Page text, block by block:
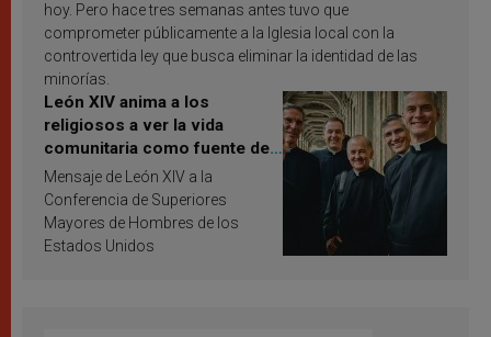
hoy. Pero hace tres semanas antes tuvo que
comprometer públicamente a la Iglesia local con la
controvertida ley que busca eliminar la identidad de las
minorías.
León XIV anima a los
religiosos a ver la vida
comunitaria como fuente de
inspiración y santificación
Mensaje de León XIV a la
Conferencia de Superiores
Mayores de Hombres de los
Estados Unidos